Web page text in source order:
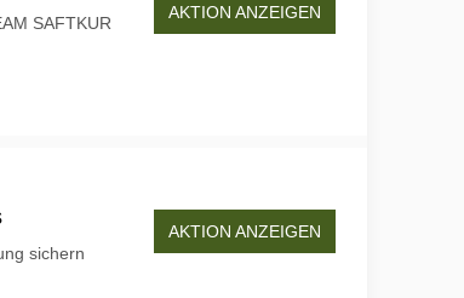
SAFTKUR
AKTION ANZEIGEN
sichern
AKTION ANZEIGEN